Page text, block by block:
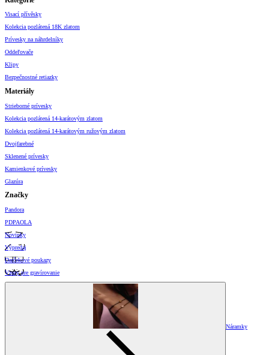
Visací přívěsky
Kolekcia pozlátená 18K zlatom
Prívesky na náhrdelníky
Oddeľovače
Klipy
Bezpečnostné retiazky
Materiály
Strieborné prívesky
Kolekcia pozlátená 14-karátovým zlatom
Kolekcia pozlátená 14-karátovým ružovým zlatom
Dvojfarebné
Sklenené prívesky
Kamienkové prívesky
Glazúra
Značky
Pandora
PDPAOLA
Novinky
Výpredaj
Darčekové poukazy
Vzory pre gravírovanie
Náramky